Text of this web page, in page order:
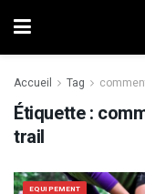
Accueil Tag
Étiquette :
trail
EQUIPEMENT